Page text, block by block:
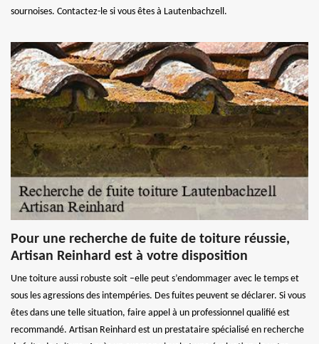
sournoises. Contactez-le si vous êtes à Lautenbachzell.
Pour une recherche de fuite de toiture réussie,
Artisan Reinhard est à votre disposition
Une toiture aussi robuste soit –elle peut s’endommager avec le temps et
sous les agressions des intempéries. Des fuites peuvent se déclarer. Si vous
êtes dans une telle situation, faire appel à un professionnel qualifié est
recommandé. Artisan Reinhard est un prestataire spécialisé en recherche